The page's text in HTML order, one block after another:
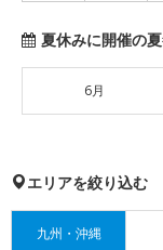
夏休みに開催の
6月
エリアを絞り込む
九州・沖縄